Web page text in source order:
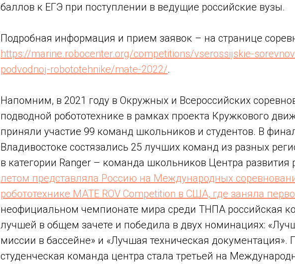
баллов к ЕГЭ при поступлении в ведущие российские вузы.
Подробная информация и прием заявок – на странице
https://marine.robocenter.org/competitions/vserossijskie-
podvodnoj-robototehnike/mate-2022/.
Напомним, в 2021 году в Окружных и Всероссийских
подводной робототехнике в рамках проекта Кружкового
приняли участие 99 команд школьников и студентов. В
Владивостоке состязались 25 лучших команд из разных
в категории Ranger – команда школьников Центра развития
летом представляла Россию на Международных
робототехнике MATE ROV Competition в США, где заняла
неофициальном чемпионате мира среди ТНПА российская
лучшей в общем зачете и победила в двух номинациях:
миссии в бассейне» и «Лучшая техническая документация».
студенческая команда центра стала третьей на